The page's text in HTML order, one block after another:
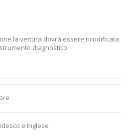
la vettura dovrà essere ricodificata
diagnostico.
e Inglese